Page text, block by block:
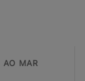
AO MAR